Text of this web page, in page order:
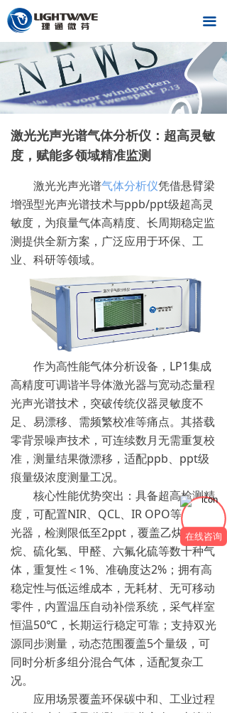
끀
激光光声光谱气体分析仪：超高灵敏
度，赋能多领域精准监测
激光光声光谱气体分析仪凭借悬臂梁
增强型光声光谱技术与ppb/ppt级超高灵
敏度，为痕量气体高精度、长周期稳定监
测提供全新方案，广泛应用于环保、工
业、科研等领域。
作为高性能气体分析设备，LP1集成
高精度可调谐半导体激光器与宽动态量程
光声光谱技术，突破传统仪器灵敏度不
足、易漂移、需频繁校准等痛点。其搭载
零背景噪声技术，可连续数月无需重复校
准，测量结果微漂移，适配ppb、ppt级
痕量级浓度测量工况。
核心性能优势突出：具备超高检测精
度，可配置NIR、QCL、IR OPO等多类激
光器，检测限低至2ppt，覆盖乙炔、甲
烷、硫化氢、甲醛、六氟化硫等数十种气
体，重复性＜1%、准确度达2%；拥有高
稳定性与低运维成本，无耗材、无可移动
零件，内置温压自动补偿系统，采气样室
恒温50℃，长期运行稳定可靠；支持双光
源同步测量，动态范围覆盖5个量级，可
同时分析多组分混合气体，适配复杂工
况。
应用场景覆盖环保碳中和、工业过程
在线咨询